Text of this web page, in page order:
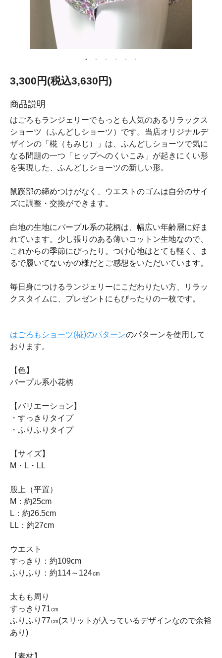
3,300円(税込3,630円)
商品説明
はごろもランジェリーでもっとも人気のあるリラックス
ショーツ（ふんどしショーツ）です。当店オリジナルデ
ザインの「椛（もみじ）」は、ふんどしショーツで気に
なる問題の一つ「ヒップへのくいこみ」が起きにくい形
を実現した、ふんどしショーツの新しい形。
鼠蹊部の締めつけがなく、ウエストのゴムは自分のサイ
ズに調整・交換ができます。
白地の生地にパープル系の花柄は、幅広い年齢層に好ま
れています。少し張りのある薄いコットン生地なので、
これからの季節にぴったり。つけ心地はとても軽く、ま
るで履いてないかの様だとご感想をいただいています。
毎日身につけるランジェリーにこだわりたい方、リラッ
クスタイムに、プレゼントにもぴったりの一枚です。
はごろもショーツ(椛)のパターンのパターンを使用して
おります。
【色】
パープル系小花柄
【バリエーション】
・すっきりタイプ
・ふりふりタイプ
【サイズ】
M・L・LL
股上（平置）
M：約25cm
L：約26.5cm
LL：約27cm
ウエスト
すっきり：約109cm
ふりふり：約114～124㎝
太もも周り
すっきり71㎝
ふりふり77㎝(スリットが入っているデザインなので余裕
あり)
【素材】